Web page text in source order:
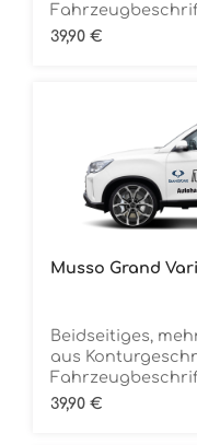
Regulärer Preis:
39,90 €
Musso Grand
Beidseitiges,
aus
Regulärer Preis:
39,90 €